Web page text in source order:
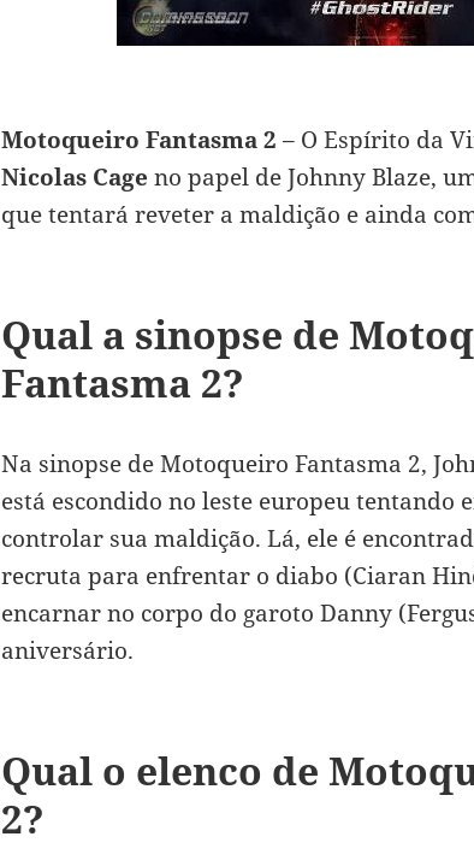
Motoqueiro Fantasma 2 – O Espírito da
Nicolas Cage no papel de Johnny Blaze,
que tentará reveter a maldição e ainda
Qual a sinopse de
Fantasma 2?
Na sinopse de Motoqueiro Fantasma 2,
está escondido no leste europeu tentando
controlar sua maldição. Lá, ele é
recruta para enfrentar o diabo (Ciaran
encarnar no corpo do garoto Danny
aniversário.
Qual o elenco de
2?